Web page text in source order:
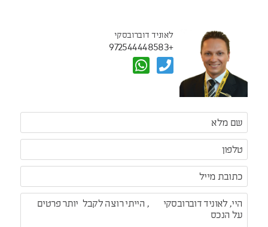
לאוניד דוברובסקי
+972544448583